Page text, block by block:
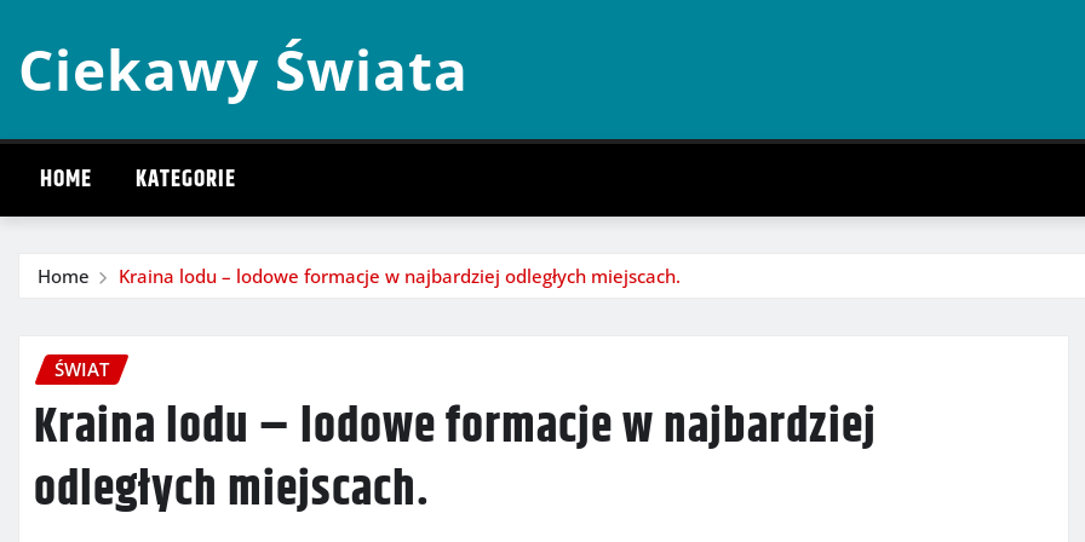
content
Ciekawy Świata
HOME KATEGORIE
Home Kraina lodu – lodowe formacje w najbardziej odległych miejscach.
ŚWIAT
Kraina lodu – lodowe formacje w najbardziej
odległych miejscach.